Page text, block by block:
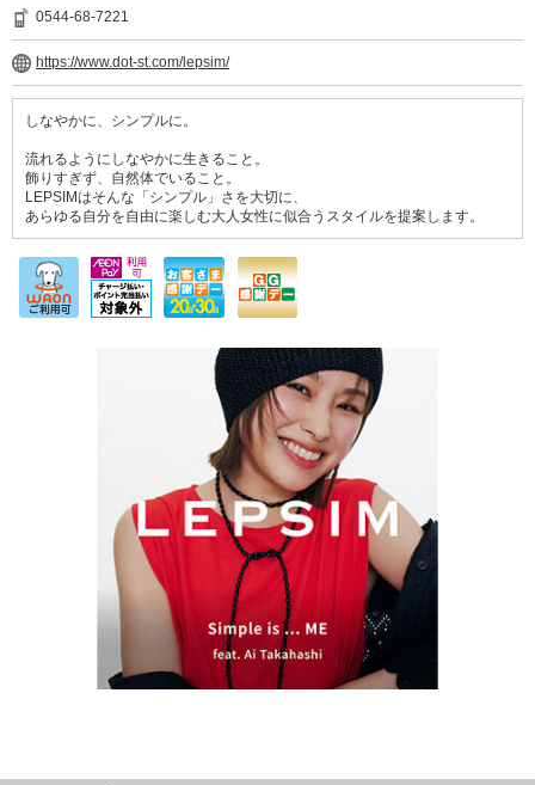
0544-68-7221
https://www.dot-st.com/lepsim/
しなやかに、シンプルに。
流れるようにしなやかに生きること。
飾りすぎず、自然体でいること。
LEPSIMはそんな「シンプル」さを大切に、
あらゆる自分を自由に楽しむ大人女性に似合うスタイルを提案します。